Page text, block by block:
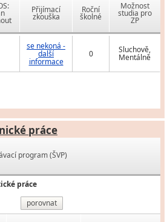
Přijímací
zkouška
Roční
školné
Možnost
studia pro
ZP
se nekoná -
další
informace
0 Sluchově,
Mentálně
práce
program (ŠVP)
práce
porovnat